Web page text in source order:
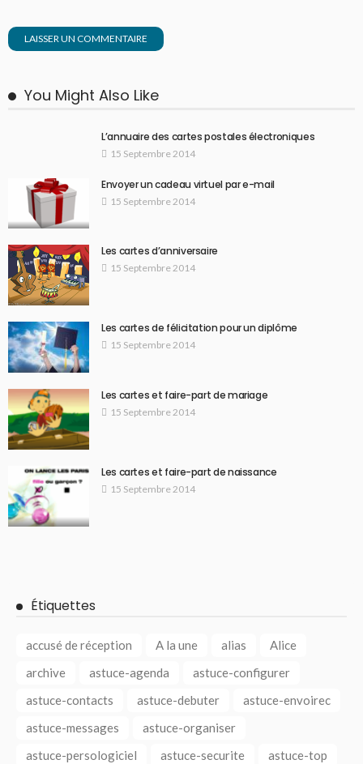
You Might Also Like
L’annuaire des cartes postales électroniques
15 Septembre 2014
Envoyer un cadeau virtuel par e-mail
15 Septembre 2014
Les cartes d’anniversaire
15 Septembre 2014
Les cartes de félicitation pour un diplôme
15 Septembre 2014
Les cartes et faire-part de mariage
15 Septembre 2014
Les cartes et faire-part de naissance
15 Septembre 2014
Étiquettes
accusé de réception A la une alias
Alice
archive
astuce-agenda
astuce-configurer
astuce-contacts
astuce-debuter
astuce-envoirec
astuce-messages
astuce-organiser
astuce-persologiciel
astuce-securite
astuce-top